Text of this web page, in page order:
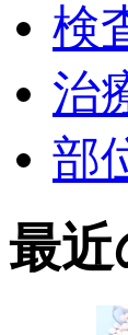
検
治
部
最近